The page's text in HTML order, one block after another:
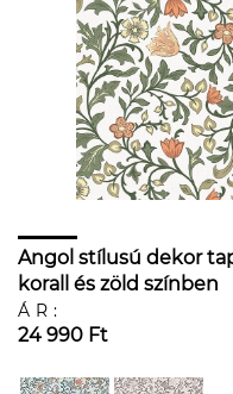
Angol stílusú dekor
korall és zöld színben
ÁR:
24 990 Ft